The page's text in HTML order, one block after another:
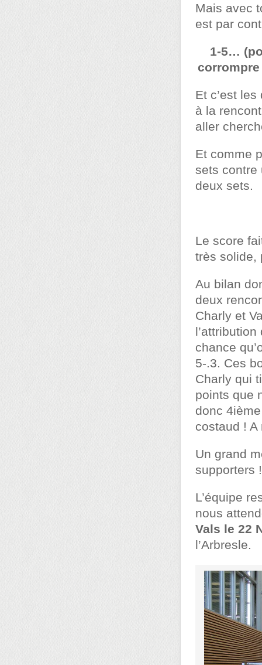
Mais avec
est par
1-5…
Et c’est
à la
aller
Et comme
sets contre
deux sets.
Le score
très solide,
Au bilan
deux
Charly et
chance
5-.3. Ces
Charly qui
points que
donc
costaud ! A
Un grand
supporters !
L’équipe
nous
Vals le 22
l’Arbresle.